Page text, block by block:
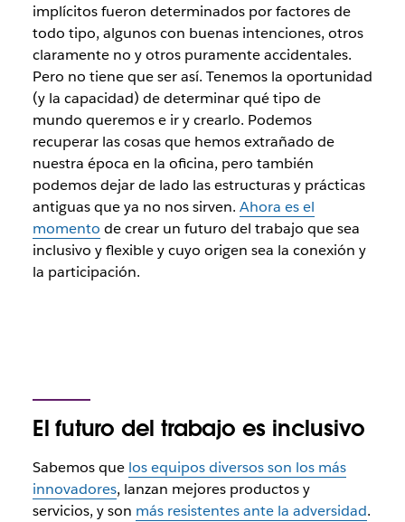
implícitos fueron determinados por factores de
todo tipo, algunos con buenas intenciones, otros
claramente no y otros puramente accidentales.
Pero no tiene que ser así. Tenemos la oportunidad
(y la capacidad) de determinar qué tipo de
mundo queremos e ir y crearlo. Podemos
recuperar las cosas que hemos extrañado de
nuestra época en la oficina, pero también
podemos dejar de lado las estructuras y prácticas
antiguas que ya no nos sirven. Ahora es el
momento de crear un futuro del trabajo que sea
inclusivo y flexible y cuyo origen sea la conexión y
la participación.
El futuro del trabajo es inclusivo
Sabemos que los equipos diversos son los más
innovadores, lanzan mejores productos y
servicios, y son más resistentes ante la adversidad.